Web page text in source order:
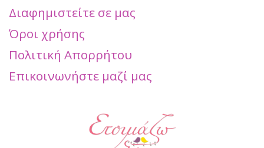
Διαφημιστείτε σε μας
Όροι χρήσης
Πολιτική Απορρήτου
Επικοινωνήστε μαζί μας